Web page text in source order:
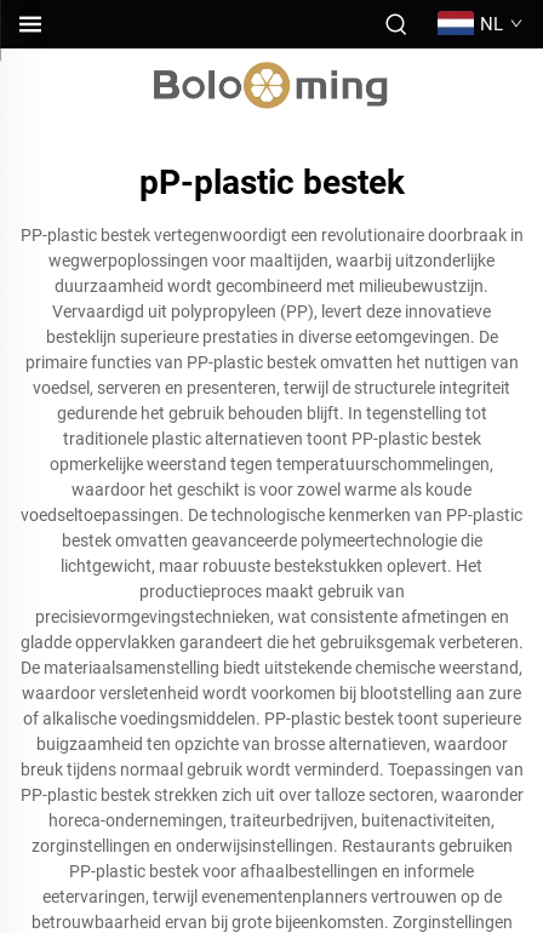
NL
pP-plastic bestek
PP-plastic bestek vertegenwoordigt een revolutionaire doorbraak in
wegwerpoplossingen voor maaltijden, waarbij uitzonderlijke
duurzaamheid wordt gecombineerd met milieubewustzijn.
Vervaardigd uit polypropyleen (PP), levert deze innovatieve
besteklijn superieure prestaties in diverse eetomgevingen. De
primaire functies van PP-plastic bestek omvatten het nuttigen van
voedsel, serveren en presenteren, terwijl de structurele integriteit
gedurende het gebruik behouden blijft. In tegenstelling tot
traditionele plastic alternatieven toont PP-plastic bestek
opmerkelijke weerstand tegen temperatuurschommelingen,
waardoor het geschikt is voor zowel warme als koude
voedseltoepassingen. De technologische kenmerken van PP-plastic
bestek omvatten geavanceerde polymeertechnologie die
lichtgewicht, maar robuuste bestekstukken oplevert. Het
productieproces maakt gebruik van
precisievormgevingstechnieken, wat consistente afmetingen en
gladde oppervlakken garandeert die het gebruiksgemak verbeteren.
De materiaalsamenstelling biedt uitstekende chemische weerstand,
waardoor versletenheid wordt voorkomen bij blootstelling aan zure
of alkalische voedingsmiddelen. PP-plastic bestek toont superieure
buigzaamheid ten opzichte van brosse alternatieven, waardoor
breuk tijdens normaal gebruik wordt verminderd. Toepassingen van
PP-plastic bestek strekken zich uit over talloze sectoren, waaronder
horeca-ondernemingen, traiteurbedrijven, buitenactiviteiten,
zorginstellingen en onderwijsinstellingen. Restaurants gebruiken
PP-plastic bestek voor afhaalbestellingen en informele
eetervaringen, terwijl evenementenplanners vertrouwen op de
betrouwbaarheid ervan bij grote bijeenkomsten. Zorginstellingen